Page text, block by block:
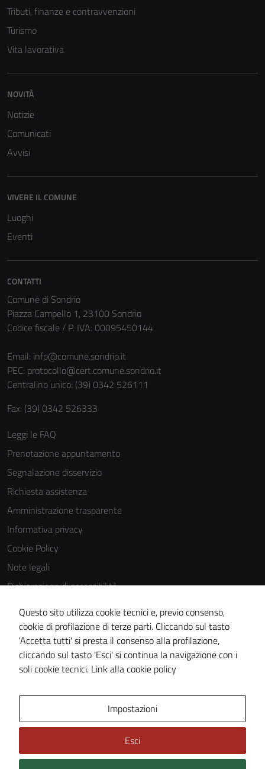
Tributi, finanze e contravvenzioni
Turismo
Vita lavorativa
NOVITÀ
Notizie
Comunicati
Avvisi
VIVERE IL COMUNE
Luoghi
Eventi
CONTATTI
Comune di Sondrio
Piazza Campello 1, 23100 Sondrio
Codice fiscale / P. IVA: 00095450144
Email: info@comune.sondrio.it
PEC: protocollo@cert.comune.sondrio.it
Centralino unico: (39) 0342 526111
Fax: (39) 0342 526333
Leggi le FAQ
Prenotazione appuntamento
Segnalazione disservizio
Richiesta assistenza
Amministrazione trasparente
Informativa privacy
Cookie Policy
Note legali
Dichiarazione di accessibilità
Dichiarazione di accessibilità Servizi
Whistleblowing
Piano di miglioramento del sito
Area riservata
Questo sito utilizza cookie tecnici e, previo consenso,
cookie di profilazione di terze parti. Cliccando sul tasto
'Accetta tutti' si presta il consenso alla profilazione,
cliccando sul tasto 'Esci' si continua la navigazione con i
soli cookie tecnici. Link alla cookie policy
Impostazioni
Esci